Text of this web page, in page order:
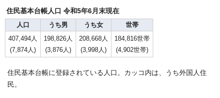
住民基本台帳人口 令和5年6月末現在
人口
うち男 うち女
世帯
407,494人
(7,874人)
198,826人
(3,876人)
208,668人
(3,998人)
184,816世帯
(4,902世帯)
住民基本台帳に登録されている人口。カッコ内は、うち外国人住
民。